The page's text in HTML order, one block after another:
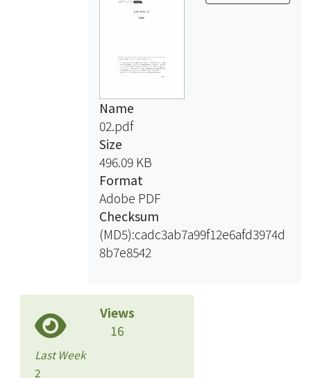
Name
02.pdf
Size
496.09 KB
Format
Adobe PDF
Checksum
(MD5):cadc3ab7a99f12e6afd3974d
8b7e8542
Views
16
Last Week
2